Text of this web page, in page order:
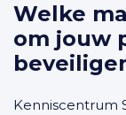
Welke
om jouw
Kenniscentrum